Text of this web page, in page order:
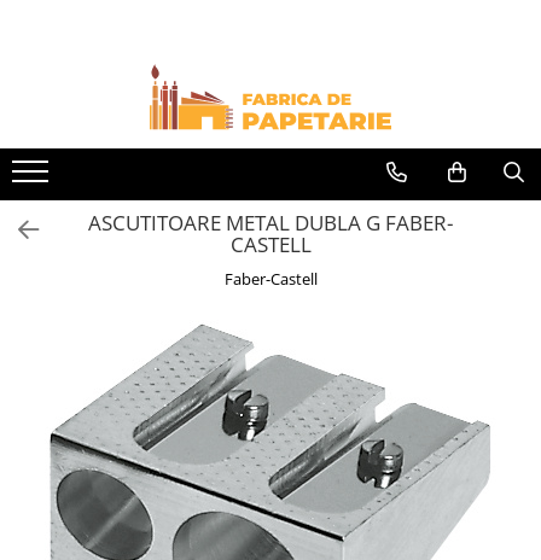
Toate Produsele
Hartie si articole din hartie
Hartie pentru copiator si cartoane
Hartie color pentru copiator
Papetarie personalizata
Bloc Notes-uri brosate
Bloc Notes-uri spiralizate
Etichete
Plicuri personalizate
Plicuri
Tipizate
ASCUTITOARE METAL DUBLA G FABER-
CASTELL
Faber-Castell